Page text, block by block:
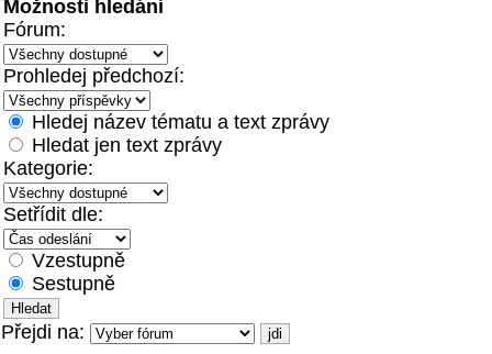
Možnosti hledání
Fórum:
Prohledej předchozí:
Hledej název tématu a text zprávy
Hledat jen text zprávy
Kategorie:
Setřídit dle:
Vzestupně
Sestupně
Přejdi na: